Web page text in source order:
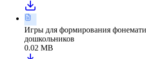
Игры для формирования
дошкольников
0.02 MB